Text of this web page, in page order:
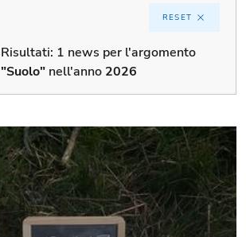
RESET
Risultati: 1 news per l'argomento
"Suolo" nell'anno 2026